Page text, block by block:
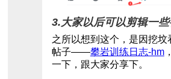
3.大家以后可以剪辑一些
之所以想到这个，是因挖坟
帖子——攀岩训练日志-hm
一下，跟大家分享下。